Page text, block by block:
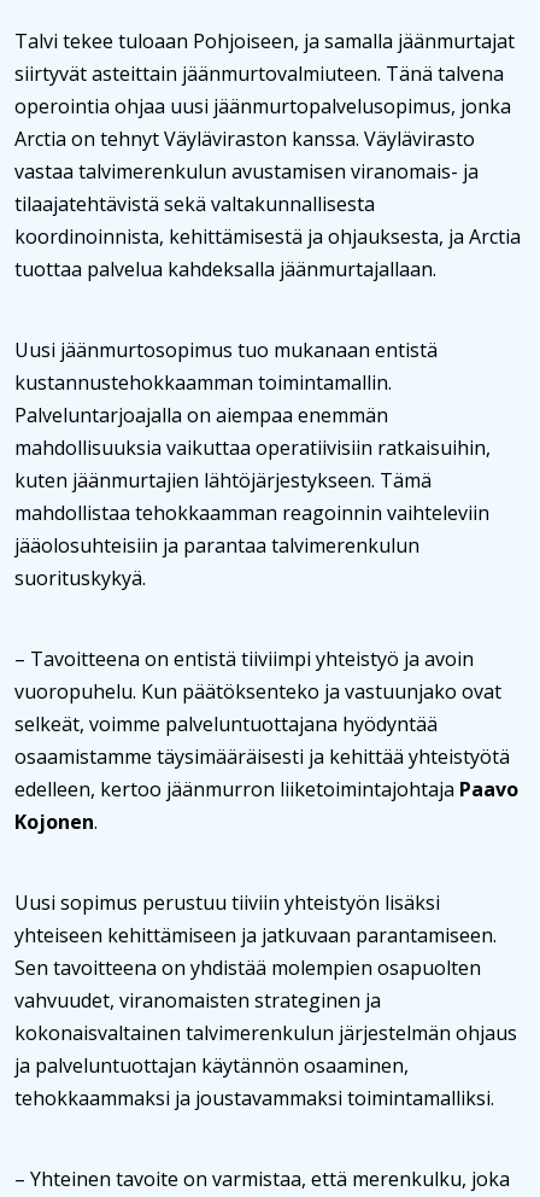
Talvi tekee tuloaan Pohjoiseen, ja samalla jäänmurtajat
siirtyvät asteittain jäänmurtovalmiuteen. Tänä talvena
operointia ohjaa uusi jäänmurtopalvelusopimus, jonka
Arctia on tehnyt Väyläviraston kanssa. Väylävirasto
vastaa talvimerenkulun avustamisen viranomais- ja
tilaajatehtävistä sekä valtakunnallisesta
koordinoinnista, kehittämisestä ja ohjauksesta, ja Arctia
tuottaa palvelua kahdeksalla jäänmurtajallaan.
Uusi jäänmurtosopimus tuo mukanaan entistä
kustannustehokkaamman toimintamallin.
Palveluntarjoajalla on aiempaa enemmän
mahdollisuuksia vaikuttaa operatiivisiin ratkaisuihin,
kuten jäänmurtajien lähtöjärjestykseen. Tämä
mahdollistaa tehokkaamman reagoinnin vaihteleviin
jääolosuhteisiin ja parantaa talvimerenkulun
suorituskykyä.
– Tavoitteena on entistä tiiviimpi yhteistyö ja avoin
vuoropuhelu. Kun päätöksenteko ja vastuunjako ovat
selkeät, voimme palveluntuottajana hyödyntää
osaamistamme täysimääräisesti ja kehittää yhteistyötä
edelleen, kertoo jäänmurron liiketoimintajohtaja Paavo
Kojonen.
Uusi sopimus perustuu tiiviin yhteistyön lisäksi
yhteiseen kehittämiseen ja jatkuvaan parantamiseen.
Sen tavoitteena on yhdistää molempien osapuolten
vahvuudet, viranomaisten strateginen ja
kokonaisvaltainen talvimerenkulun järjestelmän ohjaus
ja palveluntuottajan käytännön osaaminen,
tehokkaammaksi ja joustavammaksi toimintamalliksi.
– Yhteinen tavoite on varmistaa, että merenkulku, joka